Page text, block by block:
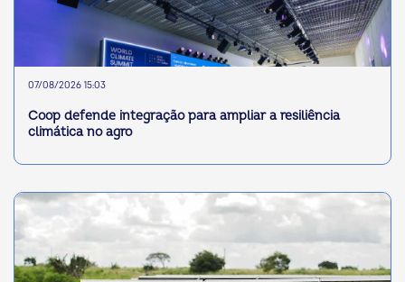
07/08/2026 15:03
Coop defende integração para ampliar a resiliência
climática no agro